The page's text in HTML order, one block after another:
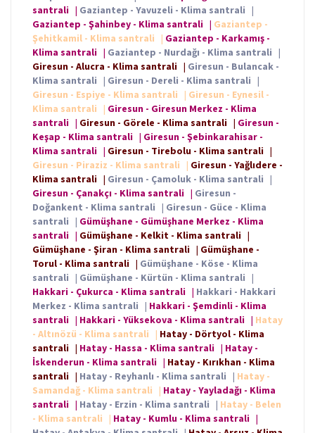
santrali | Gaziantep - Yavuzeli - Klima santrali |
Gaziantep - Şahinbey - Klima santrali | Gaziantep -
Şehitkamil - Klima santrali | Gaziantep - Karkamış -
Klima santrali | Gaziantep - Nurdağı - Klima santrali |
Giresun - Alucra - Klima santrali | Giresun - Bulancak -
Klima santrali | Giresun - Dereli - Klima santrali |
Giresun - Espiye - Klima santrali | Giresun - Eynesil -
Klima santrali | Giresun - Giresun Merkez - Klima
santrali | Giresun - Görele - Klima santrali | Giresun -
Keşap - Klima santrali | Giresun - Şebinkarahisar -
Klima santrali | Giresun - Tirebolu - Klima santrali |
Giresun - Piraziz - Klima santrali | Giresun - Yağlıdere -
Klima santrali | Giresun - Çamoluk - Klima santrali |
Giresun - Çanakçı - Klima santrali | Giresun -
Doğankent - Klima santrali | Giresun - Güce - Klima
santrali | Gümüşhane - Gümüşhane Merkez - Klima
santrali | Gümüşhane - Kelkit - Klima santrali |
Gümüşhane - Şiran - Klima santrali | Gümüşhane -
Torul - Klima santrali | Gümüşhane - Köse - Klima
santrali | Gümüşhane - Kürtün - Klima santrali |
Hakkari - Çukurca - Klima santrali | Hakkari - Hakkari
Merkez - Klima santrali | Hakkari - Şemdinli - Klima
santrali | Hakkari - Yüksekova - Klima santrali | Hatay
- Altınözü - Klima santrali | Hatay - Dörtyol - Klima
santrali | Hatay - Hassa - Klima santrali | Hatay -
İskenderun - Klima santrali | Hatay - Kırıkhan - Klima
santrali | Hatay - Reyhanlı - Klima santrali | Hatay -
Samandağ - Klima santrali | Hatay - Yayladağı - Klima
santrali | Hatay - Erzin - Klima santrali | Hatay - Belen
- Klima santrali | Hatay - Kumlu - Klima santrali |